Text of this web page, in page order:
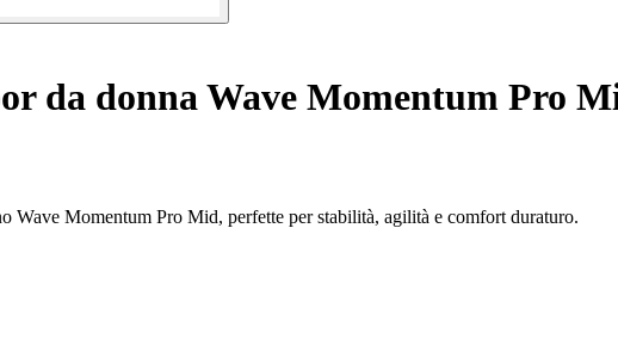
da donna Wave Momentum Pro
Momentum Pro Mid, perfette per stabilità, agilità e comfort duraturo.